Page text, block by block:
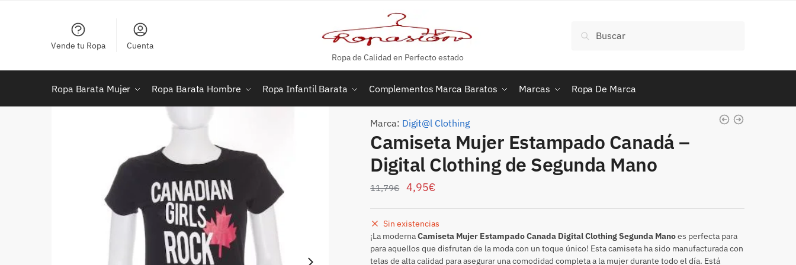
Ropa de Calidad en Perfecto estado
por:
Buscar
Vende tu Ropa Cuenta
Ropa Barata Mujer Ropa Barata Hombre Ropa Infantil Barata Complementos Marca Baratos Marcas Ropa De Marca
Marca: Digit@l Clothing
Camiseta Mujer Estampado Canadá –
Digital Clothing de Segunda Mano
11,79€ 4,95€
Sin existencias
¡La modernaCamiseta Mujer Estampado Canada Digital Clothing Segunda Manoes perfecta para
para aquellos que disfrutan de la moda con un toque único! Esta camiseta ha sido manufacturada con
telas de alta calidad para asegurar una comodidad completa a la mujer durante todo el día. Está